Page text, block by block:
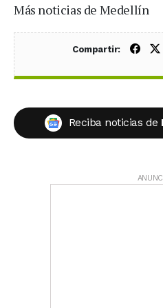
Más noticias de Medellín
Compartir:
Reciba noticias de